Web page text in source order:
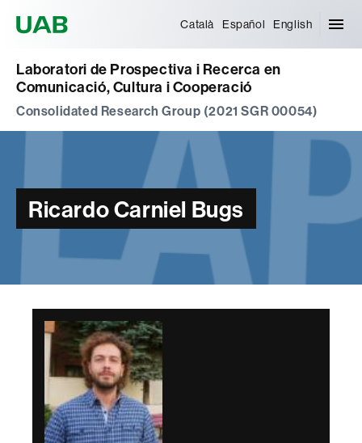
Català Español English
Laboratori de Prospectiva i Recerca en
Comunicació, Cultura i Cooperació
Consolidated Research Group (2021 SGR 00054)
Ricardo Carniel Bugs